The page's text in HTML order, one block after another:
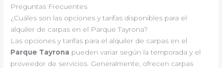
Preguntas Frecuentes
¿Cuáles son las opciones y tarifas disponibles para el
alquiler de carpas en el Parque Tayrona?
Las opciones y tarifas para el alquiler de carpas en el
Parque Tayrona pueden variar según la temporada y el
proveedor de servicios. Generalmente, ofrecen carpas